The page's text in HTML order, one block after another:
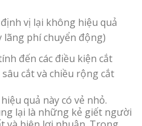
vị lại không hiệu quả
lãng phí chuyển động)
đến các điều kiện cắt
cắt và chiều rộng cắt
quả này có vẻ nhỏ.
lại là những kẻ giết người